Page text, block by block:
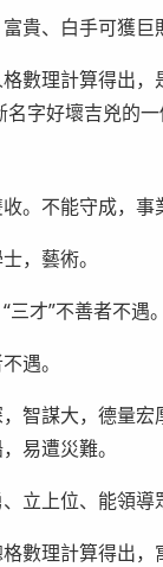
貴、白手可獲巨
數理計算得出
字好壞吉兇的
。不能守成，事
，藝術。
才”不善者不遇。
遇。
智謀大，德量
易遭災難。
立上位、能領導
數理計算得出